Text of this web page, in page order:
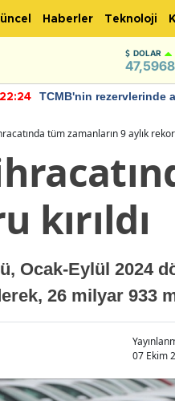
Haberler Teknoloji
DOLAR
47,5968
22:24
TCMB'nin rezervlerinde
tüm zamanların 9 aylık
kırıldı
Ocak-Eylül 2024
26 milyar 933
07 Ekim